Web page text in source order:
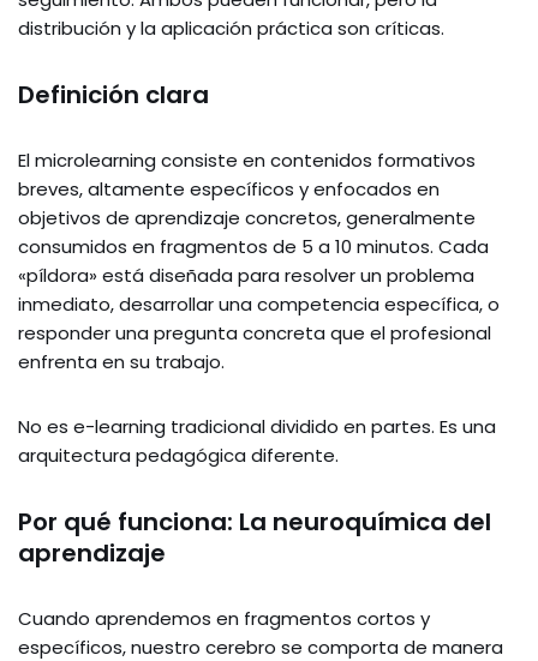
distribución y la aplicación práctica son críticas.
Definición clara
El microlearning consiste en contenidos formativos
breves, altamente específicos y enfocados en
objetivos de aprendizaje concretos, generalmente
consumidos en fragmentos de 5 a 10 minutos. Cada
«píldora» está diseñada para resolver un problema
inmediato, desarrollar una competencia específica, o
responder una pregunta concreta que el profesional
enfrenta en su trabajo.
No es e-learning tradicional dividido en partes. Es una
arquitectura pedagógica diferente.
Por qué funciona: La neuroquímica del
aprendizaje
Cuando aprendemos en fragmentos cortos y
específicos, nuestro cerebro se comporta de manera